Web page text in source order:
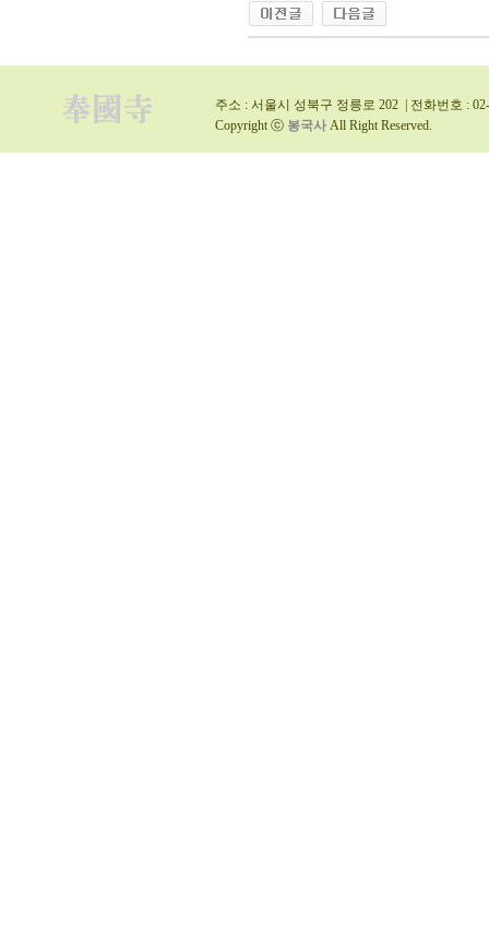
주소 : 서울시 성북구 정릉로 202 | 전화번호 :
Copyright ⓒ 봉국사 All Right Reserved.